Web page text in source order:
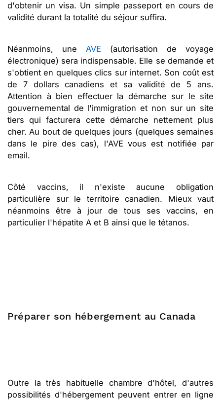
d'obtenir un visa. Un simple passeport en cours de
validité durant la totalité du séjour suffira.
Néanmoins, une AVE (autorisation de voyage
électronique) sera indispensable. Elle se demande et
s'obtient en quelques clics sur internet. Son coût est
de 7 dollars canadiens et sa validité de 5 ans.
Attention à bien effectuer la démarche sur le site
gouvernemental de l'immigration et non sur un site
tiers qui facturera cette démarche nettement plus
cher. Au bout de quelques jours (quelques semaines
dans le pire des cas), l'AVE vous est notifiée par
email.
Côté vaccins, il n'existe aucune obligation
particulière sur le territoire canadien. Mieux vaut
néanmoins être à jour de tous ses vaccins, en
particulier l'hépatite A et B ainsi que le tétanos.
Préparer son hébergement au Canada
Outre la très habituelle chambre d'hôtel, d'autres
possibilités d'hébergement peuvent entrer en ligne